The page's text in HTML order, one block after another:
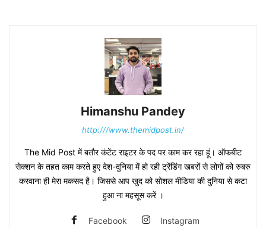
Himanshu Pandey
http:///www.themidpost.in/
The Mid Post में बतौर कंटेंट राइटर के पद पर काम कर रहा हूं। ऑफबीट
सेक्शन के तहत काम करते हुए देश-दुनिया में हो रही ट्रेंडिंग खबरों से लोगों को रुबरु
करवाना ही मेरा मकसद है। जिससे आप खुद को सोशल मीडिया की दुनिया से कटा
हुआ ना महसूस करें ।
Facebook Instagram